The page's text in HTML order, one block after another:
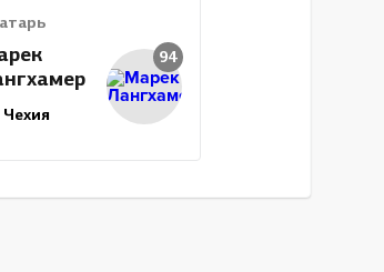
Чехия
94